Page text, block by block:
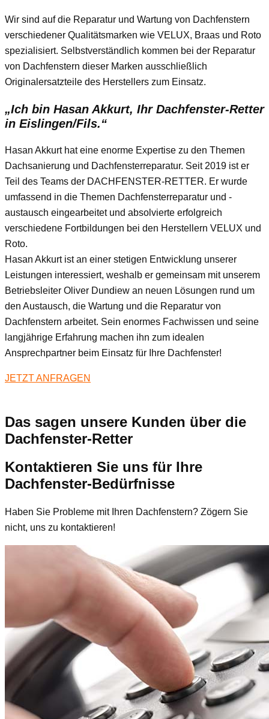
Wir sind auf die Reparatur und Wartung von Dachfenstern
verschiedener Qualitätsmarken wie VELUX, Braas und Roto
spezialisiert. Selbstverständlich kommen bei der Reparatur
von Dachfenstern dieser Marken ausschließlich
Originalersatzteile des Herstellers zum Einsatz.
„Ich bin Hasan Akkurt, Ihr Dachfenster-Retter
in Eislingen/Fils.“
Hasan Akkurt hat eine enorme Expertise zu den Themen
Dachsanierung und Dachfensterreparatur. Seit 2019 ist er
Teil des Teams der DACHFENSTER-RETTER. Er wurde
umfassend in die Themen Dachfensterreparatur und -
austausch eingearbeitet und absolvierte erfolgreich
verschiedene Fortbildungen bei den Herstellern VELUX und
Roto.
Hasan Akkurt ist an einer stetigen Entwicklung unserer
Leistungen interessiert, weshalb er gemeinsam mit unserem
Betriebsleiter Oliver Dundiew an neuen Lösungen rund um
den Austausch, die Wartung und die Reparatur von
Dachfenstern arbeitet. Sein enormes Fachwissen und seine
langjährige Erfahrung machen ihn zum idealen
Ansprechpartner beim Einsatz für Ihre Dachfenster!
JETZT ANFRAGEN
Das sagen unsere Kunden über die
Dachfenster-Retter
Kontaktieren Sie uns für Ihre
Dachfenster-Bedürfnisse
Haben Sie Probleme mit Ihren Dachfenstern? Zögern Sie
nicht, uns zu kontaktieren!